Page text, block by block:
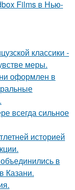
Films в Нью-
классики -
меры.
оформлен в
всегда сильное
историей
в
Казани.